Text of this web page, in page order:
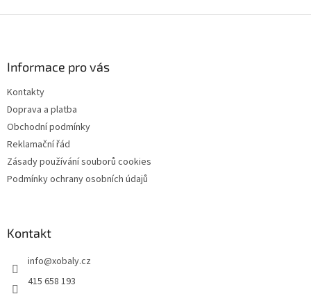
Informace pro vás
Kontakty
Doprava a platba
Obchodní podmínky
Reklamační řád
Zásady používání souborů cookies
Podmínky ochrany osobních údajů
Kontakt
info@xobaly.cz
415 658 193